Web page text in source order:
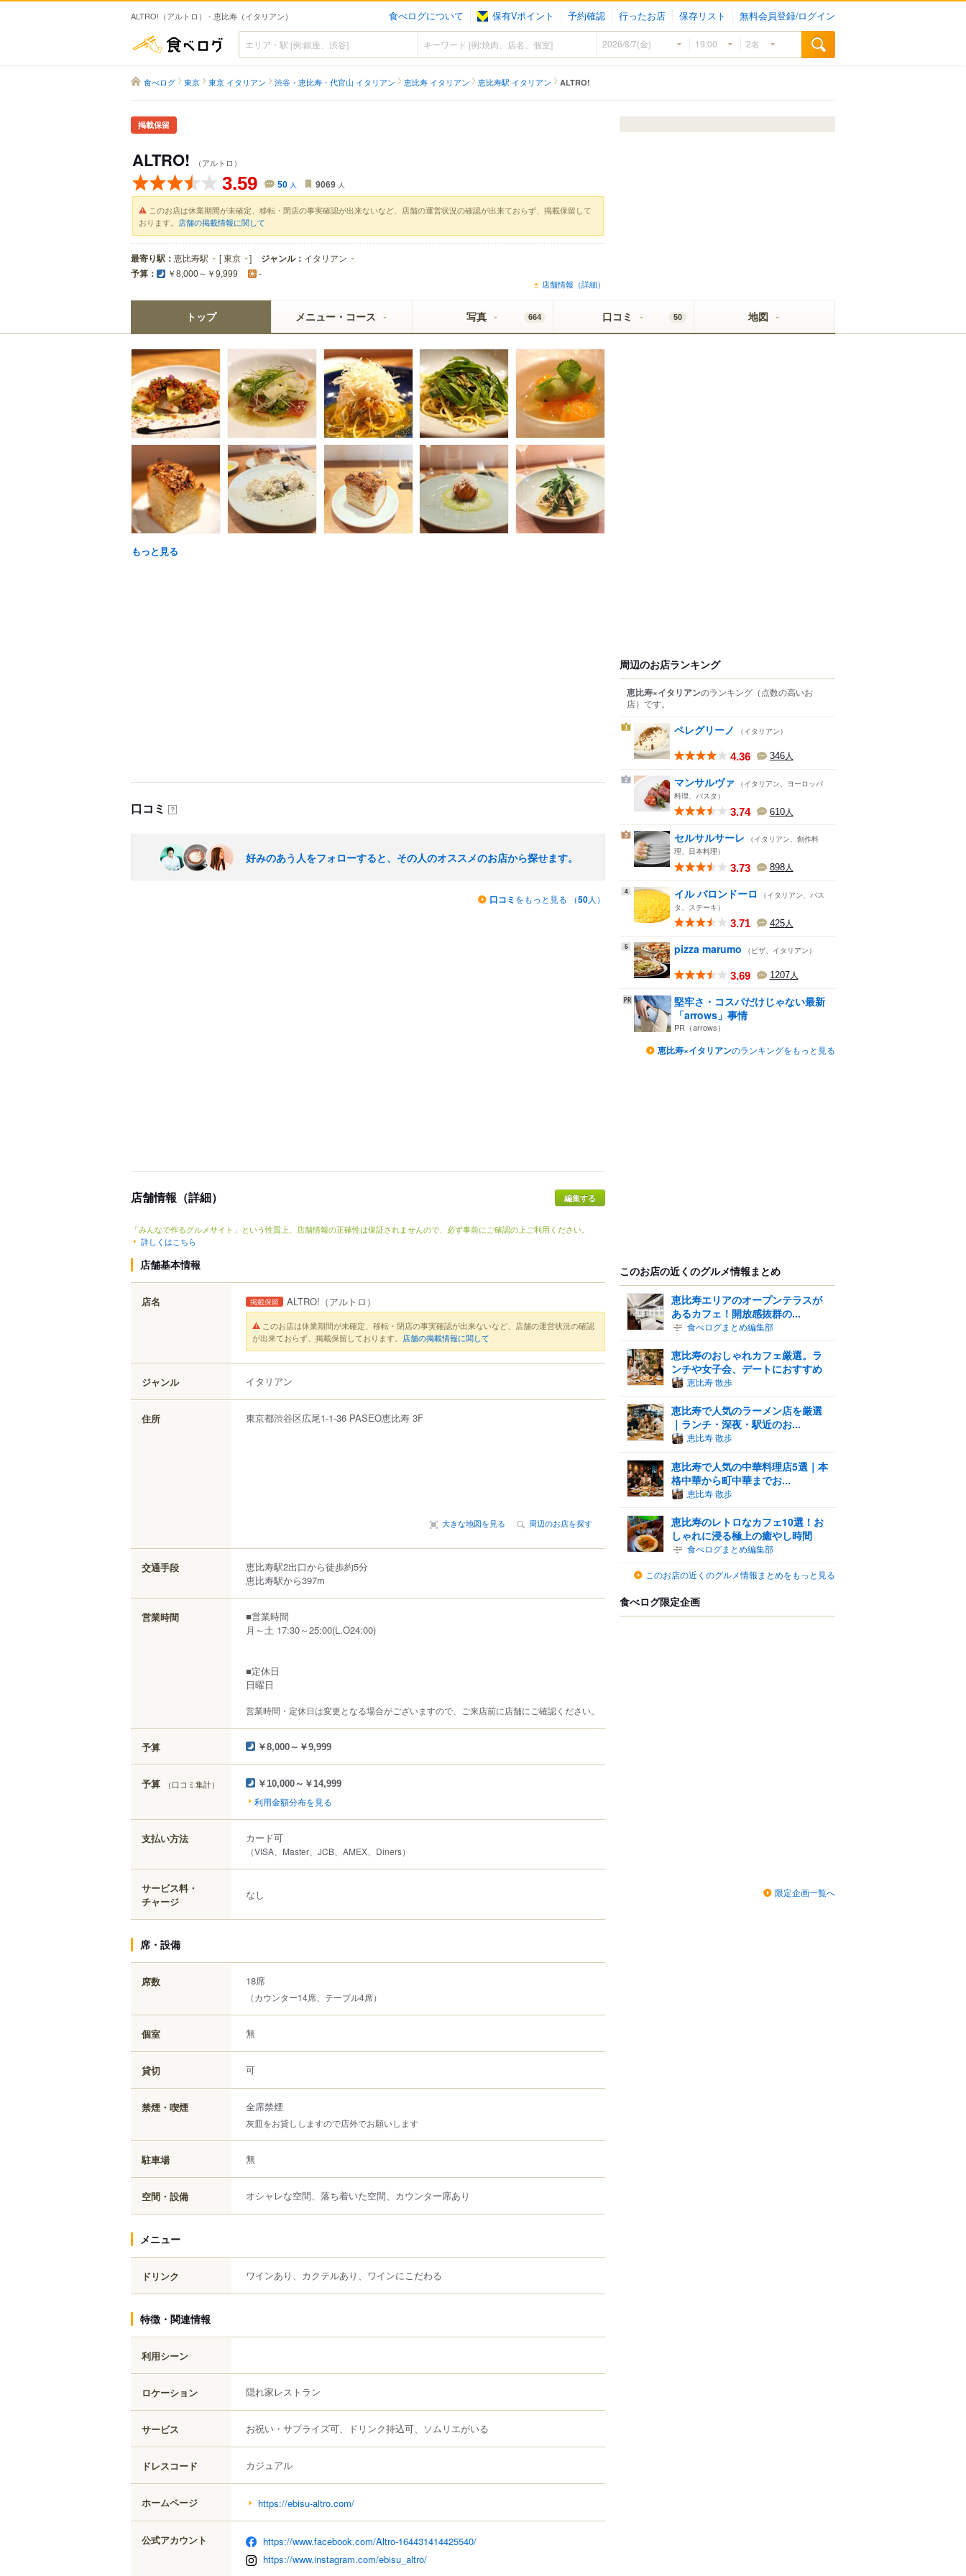
ALTRO!（アルトロ） - 恵比寿（イタリアン） 食べログについて 保有Vポイント 予約確認 行ったお店 保存リスト 無料会員登録/ログイン
食べログ
食べログ 東京 東京 イタリアン 渋谷・恵比寿・代官山 イタリアン 恵比寿 イタリアン 恵比寿駅 イタリアン ALTRO!
掲載保留
ALTRO! （アルトロ）
3.59 50 人 9069 人
このお店は休業期間が未確定、移転・閉店の事実確認が出来ないなど、店舗の運営状況の確認が出来ておらず、掲載保留して
おります。 店舗の掲載情報に関して
最寄り駅： 恵比寿駅 [東京 ] ジャンル： イタリアン
予算： ￥8,000～￥9,999 -
店舗情報（詳細）
トップ メニュー・コース 写真 664 口コミ 50 地図
もっと見る
口コミ ？
好みのあう人をフォローすると、その人のオススメのお店から探せます。
口コミ をもっと見る （50人）
店舗情報（詳細）
「みんなで作るグルメサイト」という性質上、店舗情報の正確性は保証されませんので、必ず事前にご確認の上ご利用ください。
詳しくはこちら
店舗基本情報
店名 掲載保留 ALTRO! （アルトロ）
このお店は休業期間が未確定、移転・閉店の事実確認が出来ないなど、店舗の運営状況の確認
が出来ておらず、掲載保留しております。 店舗の掲載情報に関して
ジャンル イタリアン
住所 東京都渋谷区広尾1-1-36 PASEO恵比寿 3F
大きな地図を見る 周辺のお店を探す
交通手段
恵比寿駅2出口から徒歩約5分
恵比寿駅から397m
営業時間
■営業時間
月～土 17:30～25:00(L.O24:00)
■定休日
日曜日
営業時間・定休日は変更となる場合がございますので、ご来店前に店舗にご確認ください。
予算 ￥8,000～￥9,999
予算 （口コミ集計） ￥10,000～￥14,999
利用金額分布を見る
支払い方法 カード可
（VISA、Master、JCB、AMEX、Diners）
サービス料・
チャージ
なし
席・設備
席数 18席
（カウンター14席、テーブル4席）
個室 無
貸切 可
禁煙・喫煙 全席禁煙
灰皿をお貸ししますので店外でお願いします
駐車場 無
空間・設備 オシャレな空間、落ち着いた空間、カウンター席あり
メニュー
ドリンク ワインあり、カクテルあり、ワインにこだわる
特徴・関連情報
利用シーン
ロケーション 隠れ家レストラン
サービス お祝い・サプライズ可、ドリンク持込可、ソムリエがいる
ドレスコード カジュアル
ホームページ https://ebisu-altro.com/
公式アカウント
https://www.facebook.com/Altro-164431414425540/
https://www.instagram.com/ebisu_altro/
周辺のお店ランキング
恵比寿×イタリアンのランキング （点数の高いお
店） です。
1 ペレグリーノ （イタリアン）
4.36 346人
2 マンサルヴァ
（イタリアン、ヨーロッパ
料理、パスタ）
3.74 610人
3 セルサルサーレ
（イタリアン、創作料
理、日本料理）
3.73 898人
4 イル バロンドーロ
（イタリアン、パス
タ、ステーキ）
3.71 425人
5 pizza marumo （ピザ、イタリアン）
3.69 1207人
堅牢さ・コスパだけじゃない最新
「arrows」事情
PR（arrows）
恵比寿×イタリアンのランキングをもっと見る
このお店の近くのグルメ情報まとめ
恵比寿エリアのオープンテラスが
あるカフェ！開放感抜群の...
食べログまとめ編集部
恵比寿のおしゃれカフェ厳選。ラ
ンチや女子会、デートにおすすめ
恵比寿 散歩
恵比寿で人気のラーメン店を厳選
｜ランチ・深夜・駅近のお...
恵比寿 散歩
恵比寿で人気の中華料理店5選｜本
格中華から町中華までお...
恵比寿 散歩
恵比寿のレトロなカフェ10選！お
しゃれに浸る極上の癒やし時間
食べログまとめ編集部
このお店の近くのグルメ情報まとめをもっと見る
食べログ限定企画
限定企画一覧へ